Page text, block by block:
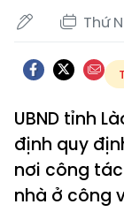
Thứ
UBND tỉnh
định quy
nơi công
nhà ở công